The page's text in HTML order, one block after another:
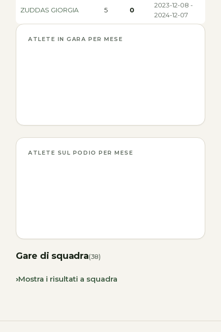
ZUDDAS GIORGIA 5 0
2023-12-08 -
2024-12-07
ATLETE IN GARA PER MESE
ATLETE SUL PODIO PER MESE
Gare di squadra(38)
Mostra i risultati a squadra